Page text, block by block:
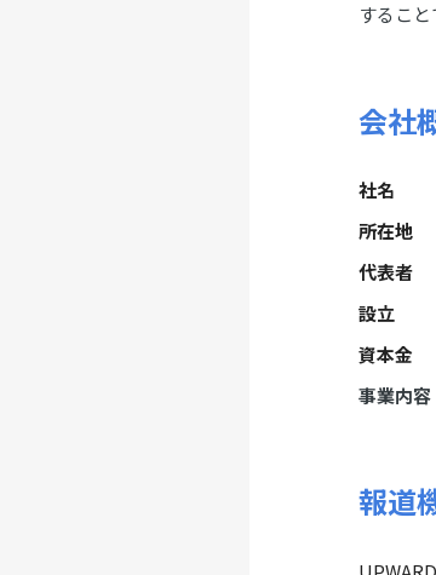
するこ
会社
社名
所在地
代表者
設立
資本金
事業内容
報道